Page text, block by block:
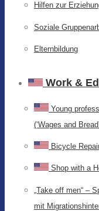
Hilfen zur
Soziale
Elternbildung
Work &
Young
(‘Wages and
Bicycle
Shop with a
„Take off men“ –
mit